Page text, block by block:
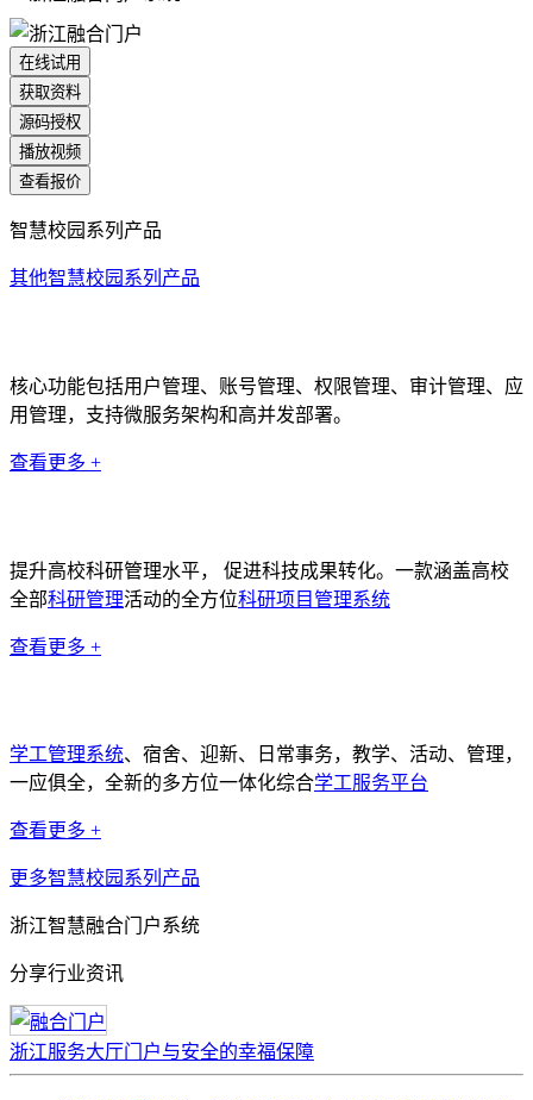
在线试用
获取资料
源码授权
播放视频
查看报价
智慧校园系列产品
其他智慧校园系列产品
核心功能包括用户管理、账号管理、权限管理、审计管理、应
用管理，支持微服务架构和高并发部署。
查看更多 +
提升高校科研管理水平， 促进科技成果转化。一款涵盖高校
全部科研管理活动的全方位科研项目管理系统
查看更多 +
学工管理系统、宿舍、迎新、日常事务，教学、活动、管理，
一应俱全，全新的多方位一体化综合学工服务平台
查看更多 +
更多智慧校园系列产品
浙江智慧融合门户系统
分享行业资讯
浙江服务大厅门户与安全的幸福保障